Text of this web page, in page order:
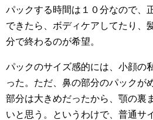
パックする時間は１０分なので、
できたら、ボディケアしてたり、
分で終わるのが希望。
パックのサイズ感的には、小顔の
った。ただ、鼻の部分のパックが
部分は大きめだったから、顎の裏
いと思う。というわけで、普通サ